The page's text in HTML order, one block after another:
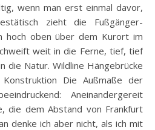
wenn man erst einmal davor,
zieht die Fußgänger-
hoch oben über dem Kurort im
weit in die Ferne, tief, tief
die Natur. Wildline Hängebrücke
Die Außmaße der
Aneinandergereit
die dem Abstand von Frankfurt
denke ich aber nicht, als ich mit